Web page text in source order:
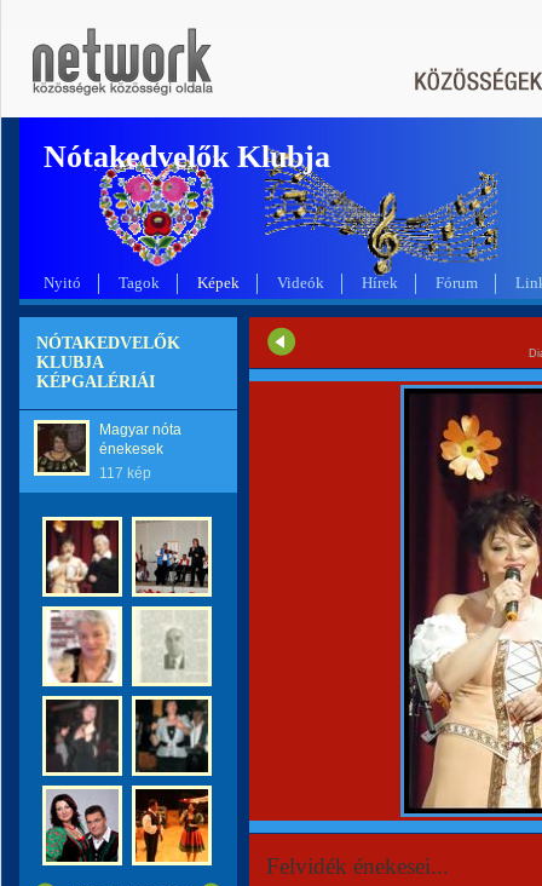
Nótakedvelők Klubja
Nyitó Tagok Képek Videók Hírek Fórum
NÓTAKEDVELŐK
KLUBJA
KÉPGALÉRIÁI
Magyar nóta
énekesek
117 kép
Felvidék énekesei...